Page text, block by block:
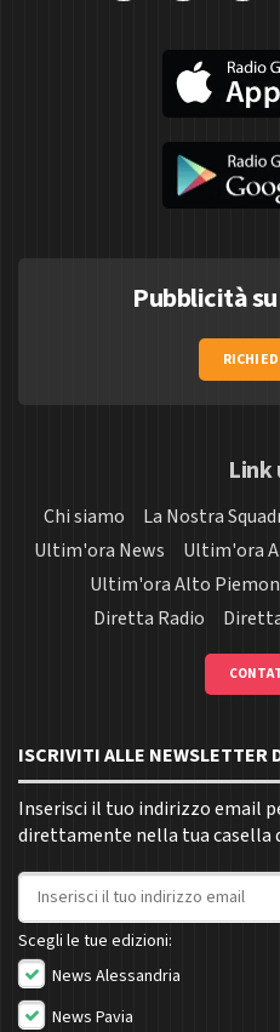
Pubblicità
Chi siamo La Nostra
Ultim'ora News
Ultim'ora
Ultim'ora Alto
Diretta Radio
ISCRIVITI ALLE NEWSLETTER
Inserisci il tuo indirizzo email
direttamente nella tua casella
Indirizzo email
Scegli le tue edizioni:
News Alessandria
News Pavia